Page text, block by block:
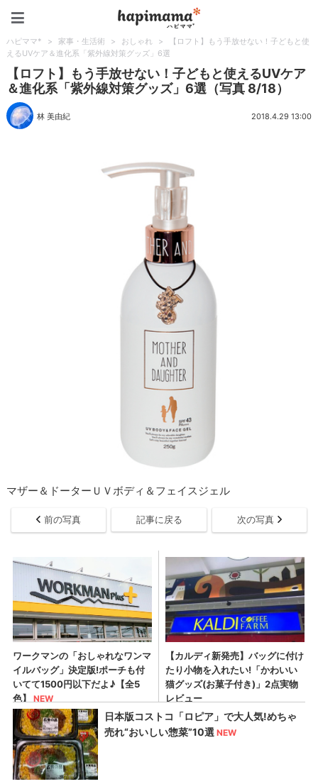
ハピママ* > 家事・生活術 > おしゃれ >
【ロフト】もう手放せない！子どもと使
えるUVケア＆進化系「紫外線対策グッズ」6選
【ロフト】もう手放せない！子どもと使えるUVケア
＆進化系「紫外線対策グッズ」6選（写真 8/18）
林 美由紀 2018.4.29 13:00
マザー＆ドーターＵＶボディ＆フェイスジェル
前の写真 記事に戻る 次の写真